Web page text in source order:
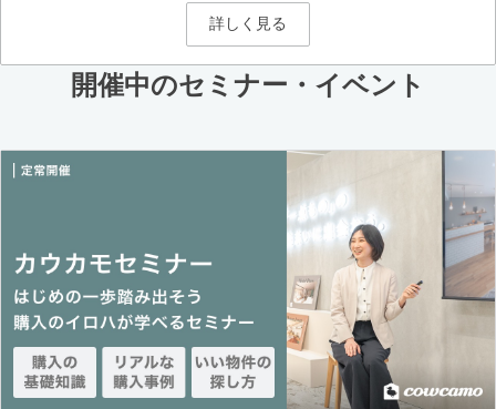
詳しく見る
開催中のセミナー・イベント